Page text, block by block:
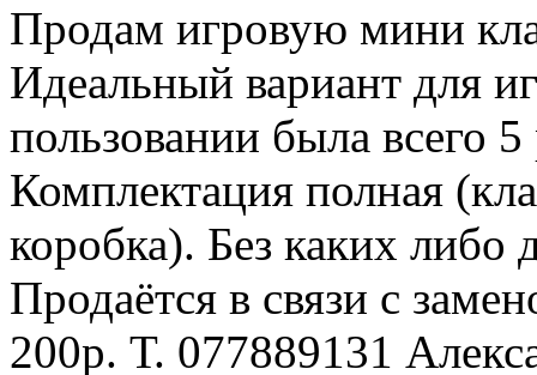
Продам игровую мини
Идеальный вариант для
пользовании была всего
Комплектация полная
коробка). Без каких либо
Продаётся в связи с
200р. Т. 077889131